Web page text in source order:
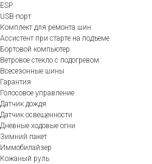
ESP
USB-порт
Комплект для ремонта шин
Ассистент при старте на подъеме
Бортовой компьютер
Ветровое стекло с подогревом
Всесезонные шины
Гарантия
Голосовое управление
Датчик дождя
Датчик освещенности
Дневные ходовые огни
Зимний пакет
Иммобилайзер
Кожаный руль